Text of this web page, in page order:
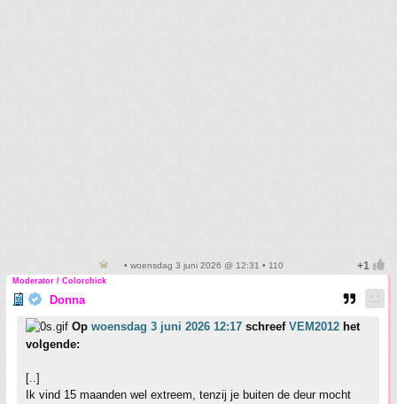
• woensdag 3 juni 2026 @ 12:31 • 110
Moderator / Colorchick
Donna
Op woensdag 3 juni 2026 12:17 schreef VEM2012 het
volgende:
[..]
Ik vind 15 maanden wel extreem, tenzij je buiten de deur mocht